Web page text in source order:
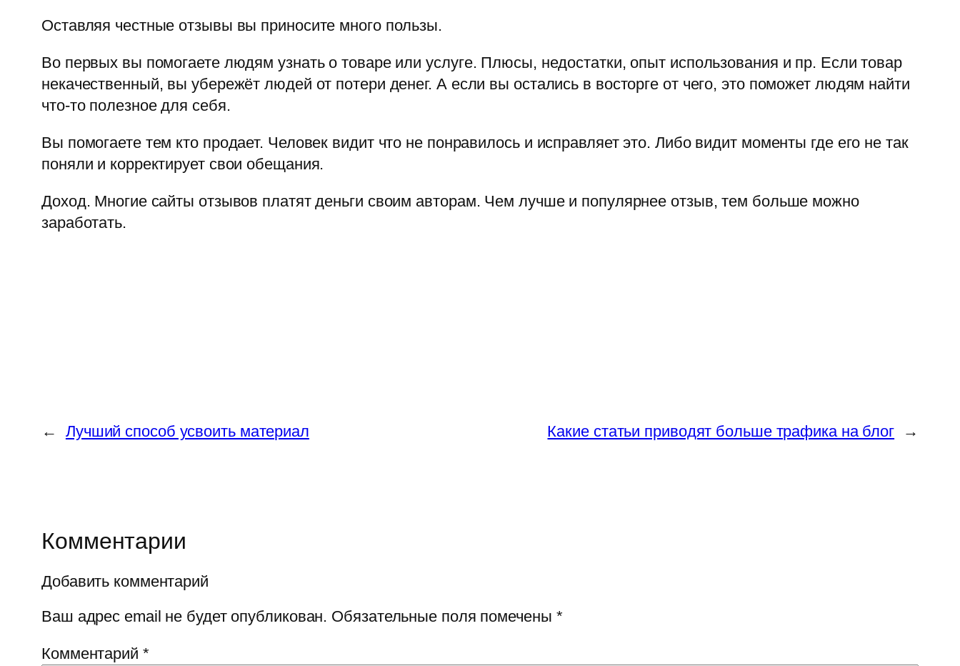
Оставляя честные отзывы вы приносите много пользы.
Во первых вы помогаете людям узнать о товаре или услуге. Плюсы, недостатки, опыт использования и пр. Если товар
некачественный, вы убережёт людей от потери денег. А если вы остались в восторге от чего, это поможет людям найти
что-то полезное для себя.
Вы помогаете тем кто продает. Человек видит что не понравилось и исправляет это. Либо видит моменты где его не так
поняли и корректирует свои обещания.
Доход. Многие сайты отзывов платят деньги своим авторам. Чем лучше и популярнее отзыв, тем больше можно
заработать.
← Лучший способ усвоить материал Какие статьи приводят больше трафика на блог →
Комментарии
Добавить комментарий
Ваш адрес email не будет опубликован. Обязательные поля помечены *
Комментарий *